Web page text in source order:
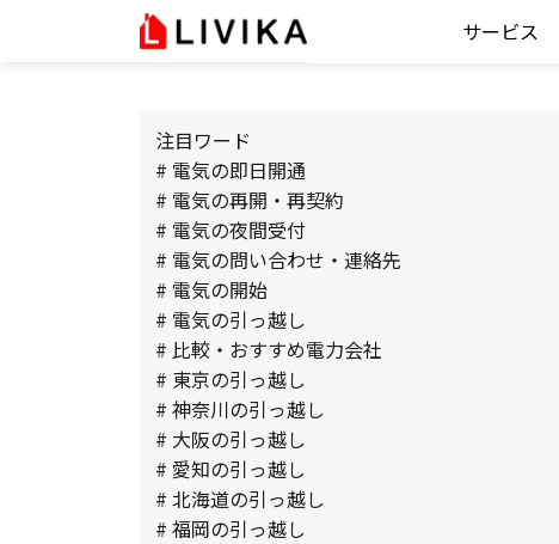
サービス
注目ワード
# 電気の即日開通
# 電気の再開・再契約
# 電気の夜間受付
# 電気の問い合わせ・連絡先
# 電気の開始
# 電気の引っ越し
# 比較・おすすめ電力会社
# 東京の引っ越し
# 神奈川の引っ越し
# 大阪の引っ越し
# 愛知の引っ越し
# 北海道の引っ越し
# 福岡の引っ越し